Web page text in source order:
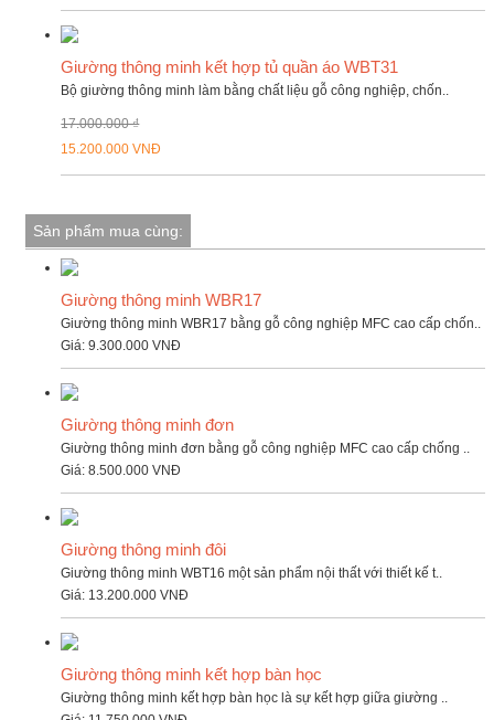
Giường thông minh kết hợp tủ quần áo WBT31
Bộ giường thông minh làm bằng chất liệu gỗ công nghiệp, chốn..
17.000.000 ₫
15.200.000 VNĐ
Sản phẩm mua cùng:
Giường thông minh WBR17
Giường thông minh WBR17 bằng gỗ công nghiệp MFC cao cấp chốn..
Giá:9.300.000 VNĐ
Giường thông minh đơn
Giường thông minh đơn bằng gỗ công nghiệp MFC cao cấp chống ..
Giá:8.500.000 VNĐ
Giường thông minh đôi
Giường thông minh WBT16 một sản phẩm nội thất với thiết kế t..
Giá: 13.200.000 VNĐ
Giường thông minh kết hợp bàn học
Giường thông minh kết hợp bàn học là sự kết hợp giữa giường ..